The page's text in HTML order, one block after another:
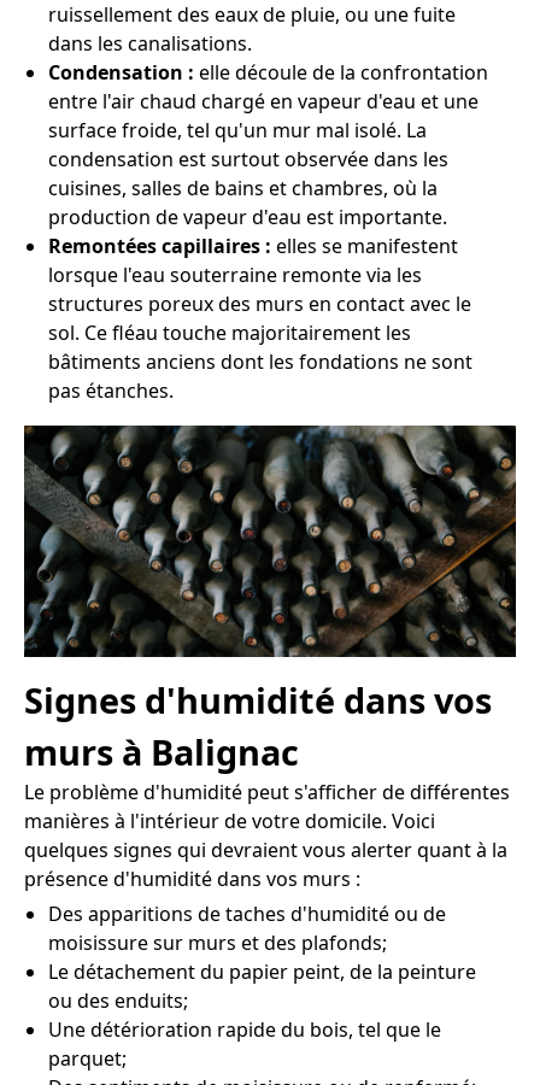
ruissellement des eaux de pluie, ou une fuite
dans les canalisations.
Condensation : elle découle de la confrontation
entre l'air chaud chargé en vapeur d'eau et une
surface froide, tel qu'un mur mal isolé. La
condensation est surtout observée dans les
cuisines, salles de bains et chambres, où la
production de vapeur d'eau est importante.
Remontées capillaires : elles se manifestent
lorsque l'eau souterraine remonte via les
structures poreux des murs en contact avec le
sol. Ce fléau touche majoritairement les
bâtiments anciens dont les fondations ne sont
pas étanches.
Signes d'humidité dans vos
murs à Balignac
Le problème d'humidité peut s'afficher de différentes
manières à l'intérieur de votre domicile. Voici
quelques signes qui devraient vous alerter quant à la
présence d'humidité dans vos murs :
Des apparitions de taches d'humidité ou de
moisissure sur murs et des plafonds;
Le détachement du papier peint, de la peinture
ou des enduits;
Une détérioration rapide du bois, tel que le
parquet;